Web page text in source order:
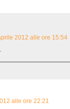
2012 alle ore 15:54
alle ore 22:21